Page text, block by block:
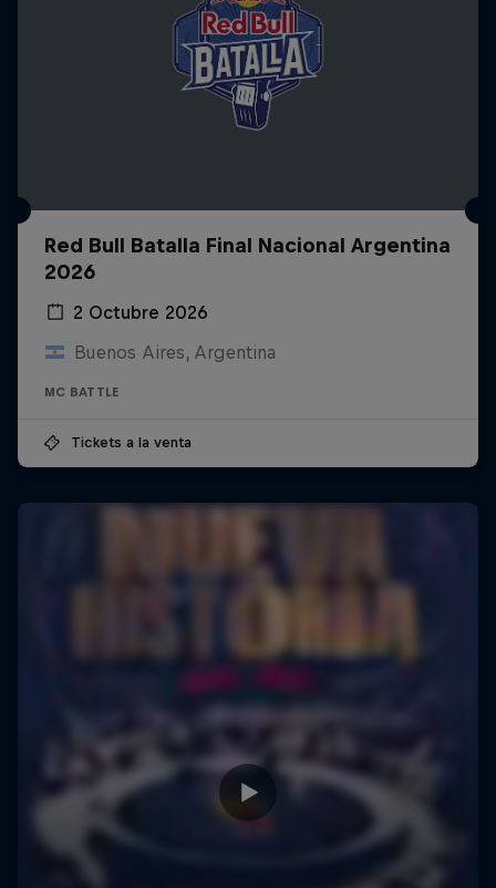
Red Bull Batalla Final Nacional Argentina
2026
2 Octubre 2026
Buenos Aires, Argentina
MC BATTLE
Tickets a la venta